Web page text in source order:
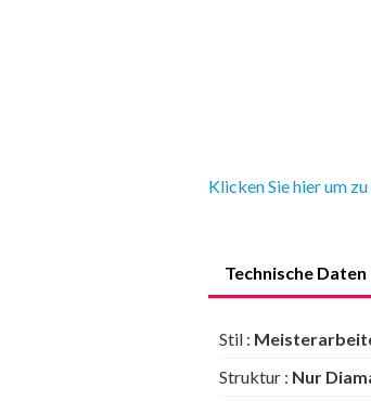
Klicken Sie hier um
Technische Daten
Stil :
Struktur : Nur